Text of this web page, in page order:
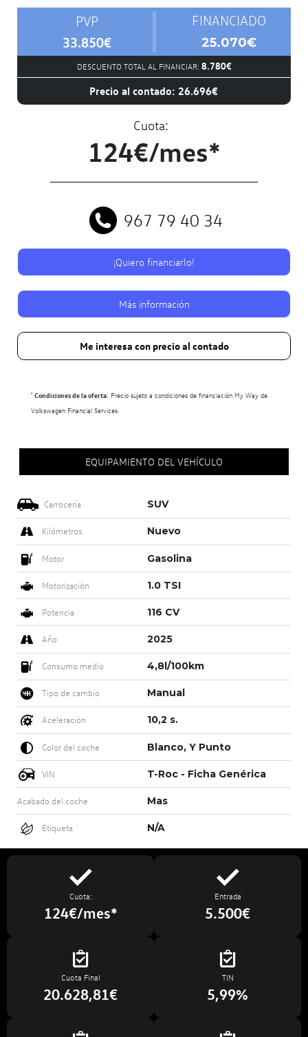
PVP
33.850€
FINANCIADO
25.070€
DESCUENTO TOTAL AL FINANCIAR: 8.780€
Precio al contado: 26.696€
Cuota:
124€/mes*
967 79 40 34
¡Quiero financiarlo!
Más información
Me interesa con precio al contado
¹ Condiciones de la oferta: Precio sujeto a condiciones de financiación My Way de
Volkswagen Financial Services.
EQUIPAMIENTO DEL VEHÍCULO
Carrocería SUV
Kilómetros Nuevo
Motor Gasolina
Motorización 1.0 TSI
Potencia 116 CV
Año 2025
Consumo medio 4,8l/100km
Tipo de cambio Manual
Aceleración 10,2 s.
Color del coche Blanco, Y Punto
VIN T-Roc - Ficha Genérica
Acabado del coche Mas
Etiqueta N/A
Cuota:
124€/mes*
Entrada
5.500€
Cuota Final
20.628,81€
TIN
5,99%